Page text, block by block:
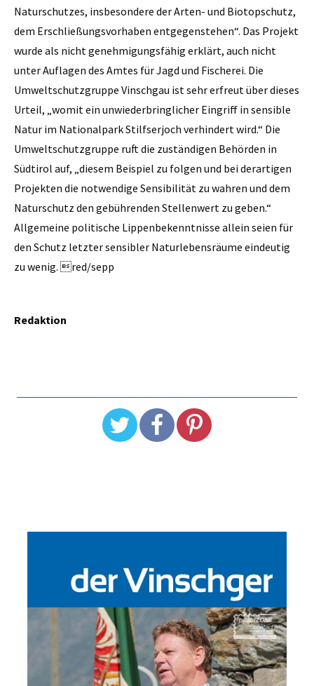
Naturschutzes, insbesondere der Arten- und Biotopschutz,
dem Erschließungsvorhaben entgegenstehen“. Das Projekt
wurde als nicht genehmigungsfähig erklärt, auch nicht
unter Auflagen des Amtes für Jagd und Fischerei. Die
Umweltschutzgruppe Vinschgau ist sehr erfreut über dieses
Urteil, „womit ein unwiederbringlicher Eingriff in sensible
Natur im Nationalpark Stilfserjoch verhindert wird.“ Die
Umweltschutzgruppe ruft die zuständigen Behörden in
Südtirol auf, „diesem Beispiel zu folgen und bei derartigen
Projekten die notwendige Sensibilität zu wahren und dem
Naturschutz den gebührenden Stellenwert zu geben.“
Allgemeine politische Lippenbekenntnisse allein seien für
den Schutz letzter sensibler Naturlebensräume eindeutig
zu wenig. red/sepp
Redaktion